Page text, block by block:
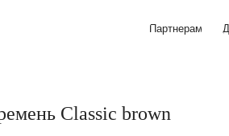
Для клиента О нас
Classic brown